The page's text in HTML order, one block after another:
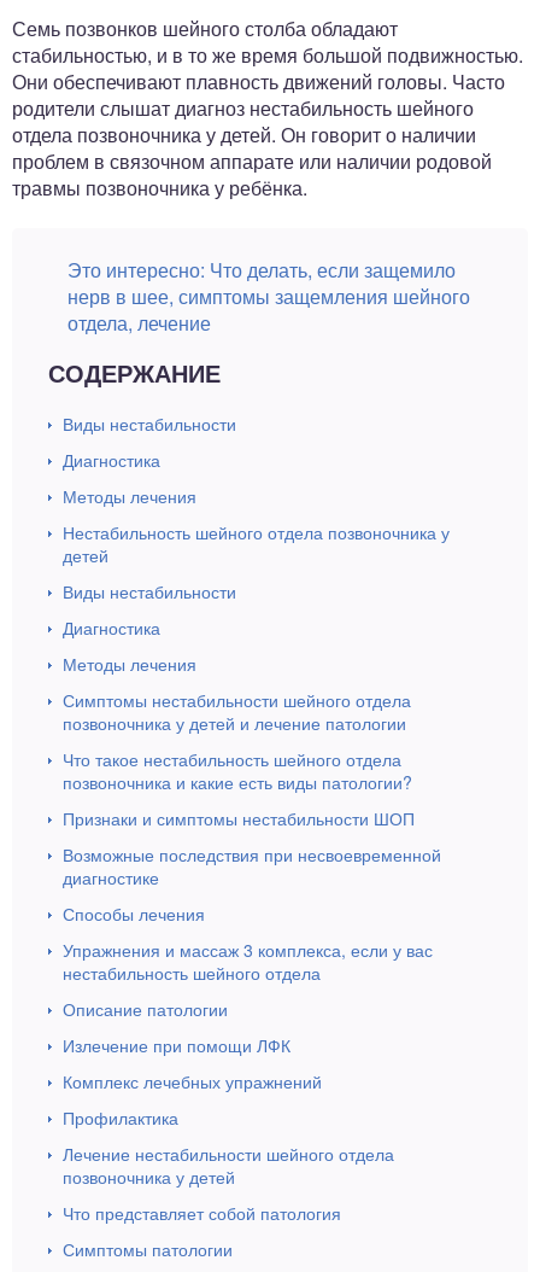
Семь позвонков шейного столба обладают
стабильностью, и в то же время большой подвижностью.
Они обеспечивают плавность движений головы. Часто
родители слышат диагноз нестабильность шейного
отдела позвоночника у детей. Он говорит о наличии
проблем в связочном аппарате или наличии родовой
травмы позвоночника у ребёнка.
Это интересно: Что делать, если защемило
нерв в шее, симптомы защемления шейного
отдела, лечение
СОДЕРЖАНИЕ
Виды нестабильности
Диагностика
Методы лечения
Нестабильность шейного отдела позвоночника у
детей
Виды нестабильности
Диагностика
Методы лечения
Симптомы нестабильности шейного отдела
позвоночника у детей и лечение патологии
Что такое нестабильность шейного отдела
позвоночника и какие есть виды патологии?
Признаки и симптомы нестабильности ШОП
Возможные последствия при несвоевременной
диагностике
Способы лечения
Упражнения и массаж 3 комплекса, если у вас
нестабильность шейного отдела
Описание патологии
Излечение при помощи ЛФК
Комплекс лечебных упражнений
Профилактика
Лечение нестабильности шейного отдела
позвоночника у детей
Что представляет собой патология
Симптомы патологии